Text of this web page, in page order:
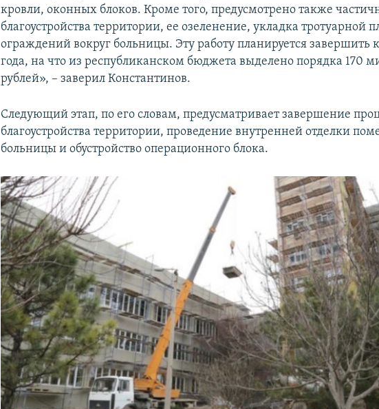
кровли, оконных блоков. Кроме того, предусмотрено также
благоустройства территории, ее озеленение, укладка тротуарной
ограждений вокруг больницы. Эту работу планируется завершить
года, на что из республиканском бюджета выделено порядка 170
рублей», – заверил Константинов.
Следующий этап, по его словам, предусматривает завершение
благоустройства территории, проведение внутренней отделки
больницы и обустройство операционного блока.